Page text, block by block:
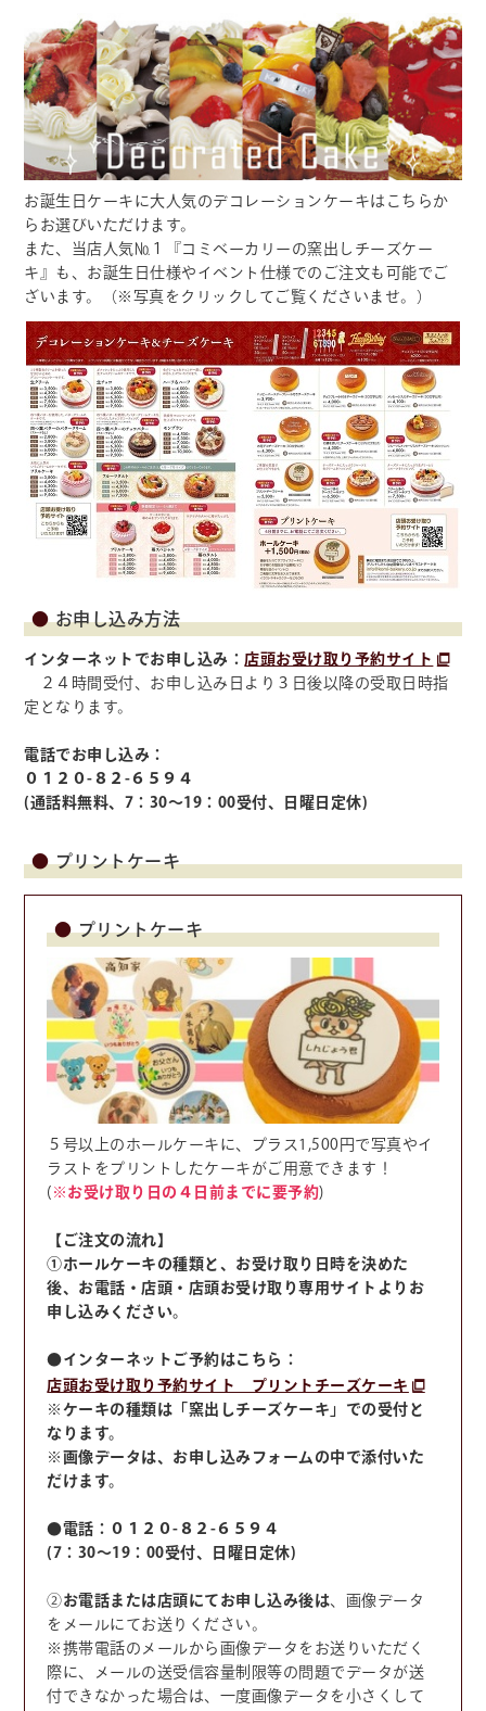
お誕生日ケーキに大人気のデコレーションケーキはこちらか
らお選びいただけます。
また、当店人気№１『コミベーカリーの窯出しチーズケー
キ』も、お誕生日仕様やイベント仕様でのご注文も可能でご
ざいます。（※写真をクリックしてご覧くださいませ。）
お申し込み方法
インターネットでお申し込み：店頭お受け取り予約サイト
２４時間受付、お申し込み日より３日後以降の受取日時指
定となります。
電話でお申し込み：
０１２０-８２-６５９４
(通話料無料、7：30～19：00受付、日曜日定休)
プリントケーキ
プリントケーキ
５号以上のホールケーキに、プラス1,500円で写真やイ
ラストをプリントしたケーキがご用意できます！
( ※お受け取り日の４日前までに要予約)
【ご注文の流れ】
①ホールケーキの種類と、お受け取り日時を決めた
後、お電話・店頭・店頭お受け取り専用サイトよりお
申し込みください。
●インターネットご予約はこちら：
店頭お受け取り予約サイト プリントチーズケーキ
※ケーキの種類は「窯出しチーズケーキ」での受付と
なります。
※画像データは、お申し込みフォームの中で添付いた
だけます。
●電話：０１２０-８２-６５９４
(7：30～19：00受付、日曜日定休)
②お電話または店頭にてお申し込み後は、画像データ
をメールにてお送りください。
※携帯電話のメールから画像データをお送りいただく
際に、メールの送受信容量制限等の問題でデータが送
付できなかった場合は、一度画像データを小さくして